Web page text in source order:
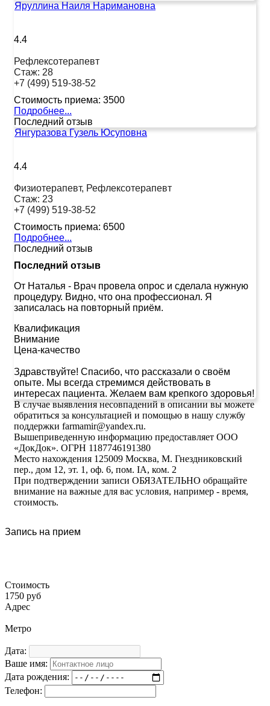
Яруллина Наиля Наримановна
4.4
Рефлексотерапевт
Стаж: 28
+7 (499) 519-38-52
Стоимость приема: 3500
Подробнее...
Последний отзыв
Янгуразова Гузель Юсуповна
4.4
Физиотерапевт, Рефлексотерапевт
Стаж: 23
+7 (499) 519-38-52
Стоимость приема: 6500
Подробнее...
Последний отзыв
Последний отзыв
От Наталья - Врач провела опрос и сделала нужную
процедуру. Видно, что она профессионал. Я
записалась на повторный приём.
Квалификация
Внимание
Цена-качество
Здравствуйте! Спасибо, что рассказали о своём
опыте. Мы всегда стремимся действовать в
интересах пациента. Желаем вам крепкого здоровья!
В случае выявления несовпадений в описании вы можете
обратиться за консультацией и помощью в нашу службу
поддержки farmamir@yandex.ru.
Вышеприведенную информацию предоставляет ООО
«ДокДок». ОГРН 1187746191380
Место нахождения 125009 Москва, М. Гнездниковский
пер., дом 12, эт. 1, оф. 6, пом. IA, ком. 2
При подтверждении записи ОБЯЗАТЕЛЬНО обращайте
внимание на важные для вас условия, например - время,
стоимость.
Запись на прием
Стоимость
1750 руб
Адрес
Метро
Дата:
Ваше имя:
Дата рождения:
Телефон: